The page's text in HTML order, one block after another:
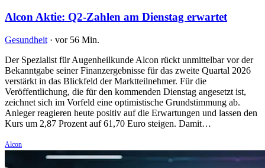
Alcon Aktie: Q2-Zahlen am Dienstag erwartet
Gesundheit · vor 56 Min.
Der Spezialist für Augenheilkunde Alcon rückt unmittelbar vor der
Bekanntgabe seiner Finanzergebnisse für das zweite Quartal 2026
verstärkt in das Blickfeld der Marktteilnehmer. Für die
Veröffentlichung, die für den kommenden Dienstag angesetzt ist,
zeichnet sich im Vorfeld eine optimistische Grundstimmung ab.
Anleger reagieren heute positiv auf die Erwartungen und lassen den
Kurs um 2,87 Prozent auf 61,70 Euro steigen. Damit…
Alcon